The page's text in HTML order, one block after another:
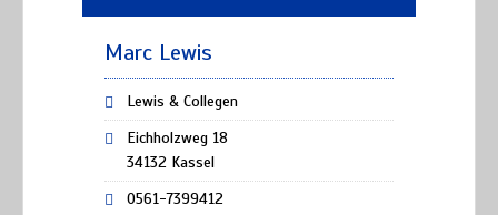
Marc Lewis
Lewis & Collegen
Eichholzweg 18
34132 Kassel
0561-7399412